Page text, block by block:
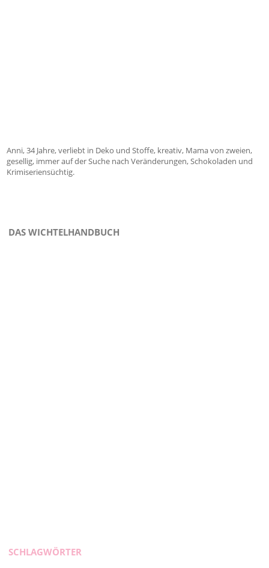
Anni, 34 Jahre, verliebt in Deko und Stoffe, kreativ, Mama von zweien,
gesellig, immer auf der Suche nach Veränderungen, Schokoladen und
Krimiseriensüchtig.
DAS WICHTELHANDBUCH
SCHLAGWÖRTER